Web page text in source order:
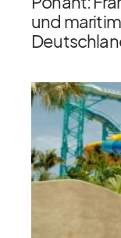
und